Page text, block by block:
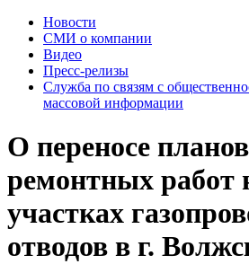
Новости
СМИ о компании
Видео
Пресс-релизы
Служба по связям с
массовой информации
О переносе
ремонтных работ
участках
отводов в г.